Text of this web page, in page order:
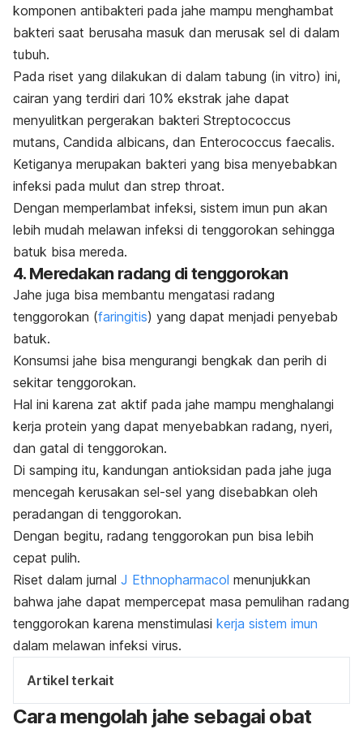
komponen antibakteri pada jahe mampu menghambat
bakteri saat berusaha masuk dan merusak sel di dalam
tubuh.
Pada riset yang dilakukan di dalam tabung (in vitro) ini,
cairan yang terdiri dari 10% ekstrak jahe dapat
menyulitkan pergerakan bakteri Streptococcus
mutans, Candida albicans, dan Enterococcus faecalis.
Ketiganya merupakan bakteri yang bisa menyebabkan
infeksi pada mulut dan strep throat.
Dengan memperlambat infeksi, sistem imun pun akan
lebih mudah melawan infeksi di tenggorokan sehingga
batuk bisa mereda.
4. Meredakan radang di tenggorokan
Jahe juga bisa membantu mengatasi radang
tenggorokan (faringitis) yang dapat menjadi penyebab
batuk.
Konsumsi jahe bisa mengurangi bengkak dan perih di
sekitar tenggorokan.
Hal ini karena zat aktif pada jahe mampu menghalangi
kerja protein yang dapat menyebabkan radang, nyeri,
dan gatal di tenggorokan.
Di samping itu, kandungan antioksidan pada jahe juga
mencegah kerusakan sel-sel yang disebabkan oleh
peradangan di tenggorokan.
Dengan begitu, radang tenggorokan pun bisa lebih
cepat pulih.
Riset dalam jurnal J Ethnopharmacol menunjukkan
bahwa jahe dapat mempercepat masa pemulihan radang
tenggorokan karena menstimulasi kerja sistem imun
dalam melawan infeksi virus.
Artikel terkait
Cara mengolah jahe sebagai obat